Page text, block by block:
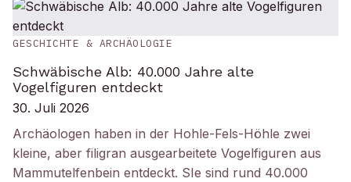
GESCHICHTE & ARCHÄOLOGIE
Schwäbische Alb: 40.000 Jahre alte
Vogelfiguren entdeckt
30. Juli 2026
Archäologen haben in der Hohle-Fels-Höhle zwei
kleine, aber filigran ausgearbeitete Vogelfiguren aus
Mammutelfenbein entdeckt. SIe sind rund 40.000